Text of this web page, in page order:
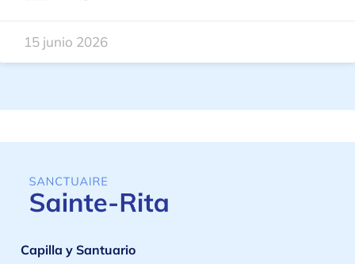
15 junio 2026
Capilla y Santuario